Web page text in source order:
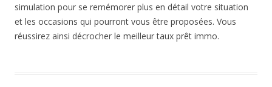
simulation pour se remémorer plus en détail votre situation
et les occasions qui pourront vous être proposées. Vous
réussirez ainsi décrocher le meilleur taux prêt immo.